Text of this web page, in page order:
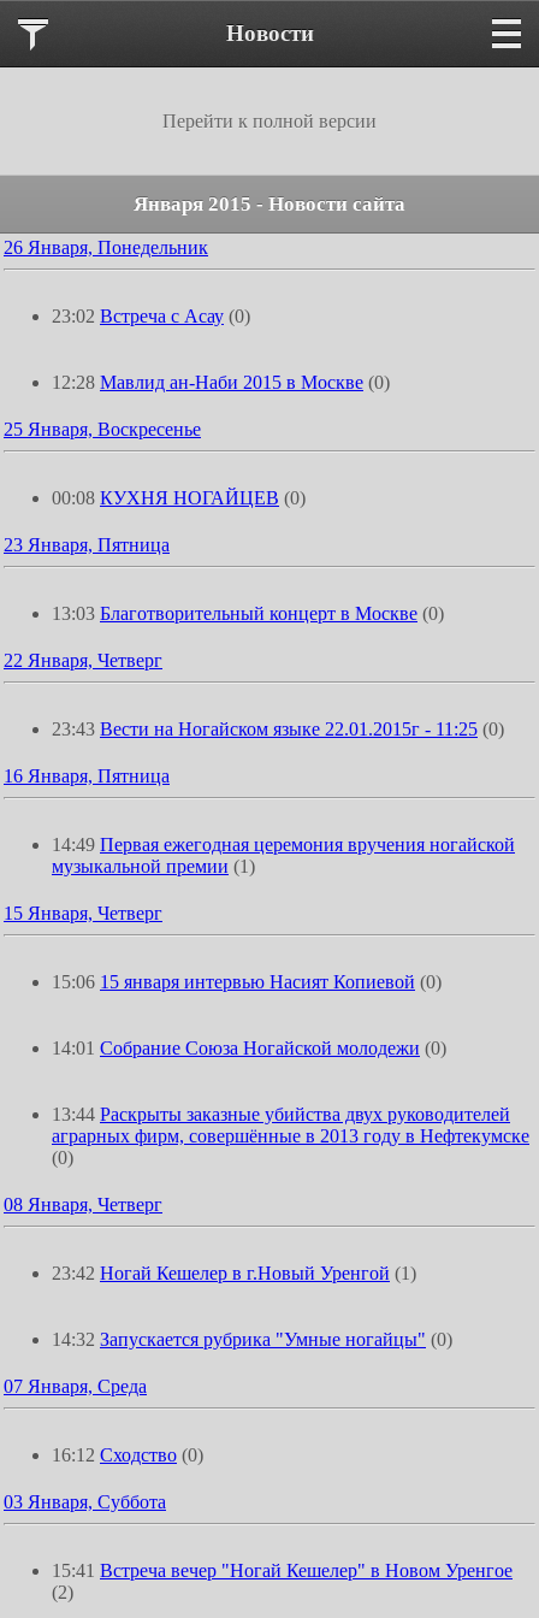
Новости
Перейти к полной версии
Января 2015 - Новости сайта
26 Января, Понедельник
23:02 Встреча с Асау (0)
12:28 Мавлид ан-Наби 2015 в Москве (0)
25 Января, Воскресенье
00:08 КУХНЯ НОГАЙЦЕВ (0)
23 Января, Пятница
13:03 Благотворительный концерт в Москве (0)
22 Января, Четверг
23:43 Вести на Ногайском языке 22.01.2015г - 11:25 (0)
16 Января, Пятница
14:49 Первая ежегодная церемония вручения ногайской
музыкальной премии (1)
15 Января, Четверг
15:06 15 января интервью Насият Копиевой (0)
14:01 Собрание Союза Ногайской молодежи (0)
13:44 Раскрыты заказные убийства двух руководителей
аграрных фирм, совершённые в 2013 году в Нефтекумске
(0)
08 Января, Четверг
23:42 Ногай Кешелер в г.Новый Уренгой (1)
14:32 Запускается рубрика "Умные ногайцы" (0)
07 Января, Среда
16:12 Сходство (0)
03 Января, Суббота
15:41 Встреча вечер "Ногай Кешелер" в Новом Уренгое
(2)